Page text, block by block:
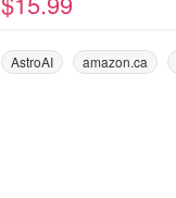
AstroAI amazon.ca